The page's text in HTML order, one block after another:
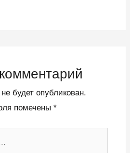
будет опубликован.
помечены *